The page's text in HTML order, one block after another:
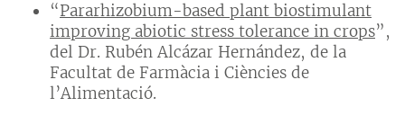
“Pararhizobium-based plant biostimulant
improving abiotic stress tolerance in crops”,
del Dr. Rubén Alcázar Hernández, de la
Facultat de Farmàcia i Ciències de
l’Alimentació.